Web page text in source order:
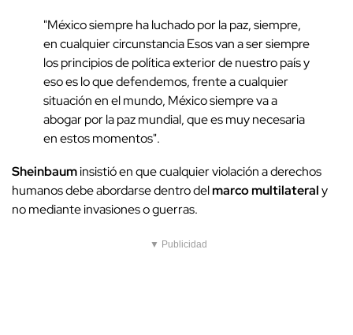
"México siempre ha luchado por la paz, siempre,
en cualquier circunstancia Esos van a ser siempre
los principios de política exterior de nuestro país y
eso es lo que defendemos, frente a cualquier
situación en el mundo, México siempre va a
abogar por la paz mundial, que es muy necesaria
en estos momentos".
Sheinbauminsistió en que cualquier violación a derechos
humanos debe abordarse dentro delmarco multilateraly
no mediante invasiones o guerras.
▼ Publicidad